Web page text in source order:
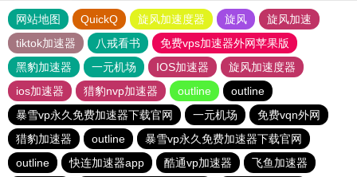
网站地图 QuickQ 旋风加速度器 旋风
旋风加速
tiktok加速器
八戒看书
免费vps加速器外网苹果版
黑豹加速器
一元机场 IOS加速器
旋风加速度器
ios加速器
猎豹nvp加速器 outline
outline
暴雪vp永久免费加速器下载官网
一元机场
免费vqn外网
猎豹加速器
outline
暴雪vp永久免费加速器下载官网
outline
快连加速器app 酷通vp加速器 飞鱼加速器